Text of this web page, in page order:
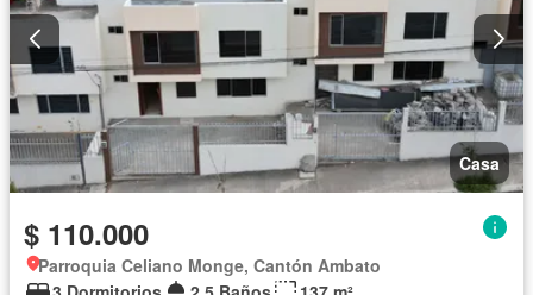
Casa
$ 110.000
Parroquia Celiano Monge, Cantón Ambato